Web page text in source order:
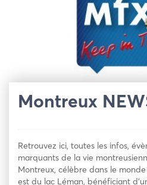
Montreux
Retrouvez ici, toutes les infos,
marquants de la vie
Montreux, célèbre dans le
est du lac Léman, bénéficiant